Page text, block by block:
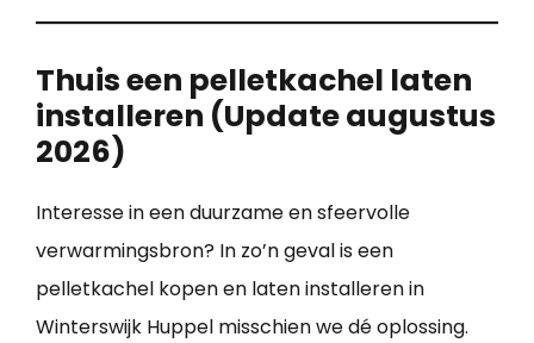
Thuis een pelletkachel laten
installeren (Update augustus
2026)
Interesse in een duurzame en sfeervolle
verwarmingsbron? In zo’n geval is een
pelletkachel kopen en laten installeren in
Winterswijk Huppel misschien we dé oplossing.